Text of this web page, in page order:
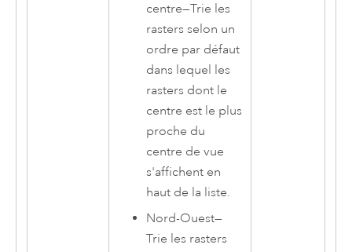
centre—Trie les
rasters selon un
ordre par défaut
dans lequel les
rasters dont le
centre est le plus
proche du
centre de vue
s'affichent en
haut de la liste.
Nord-Ouest—
Trie les rasters